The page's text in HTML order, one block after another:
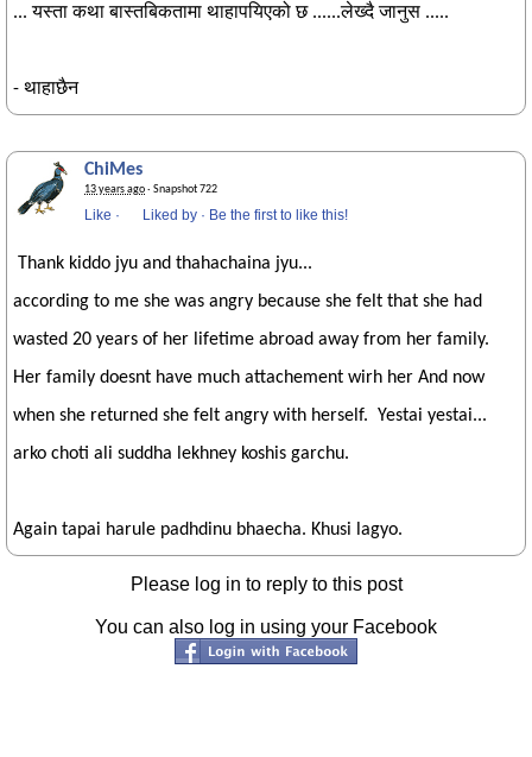
... यस्ता कथा बास्तबिकतामा थाहापयिएको छ ......लेख्दै जानुस .....
- थाहाछैन
ChiMes
13 years ago· Snapshot 722
Like · Liked by · Be the first to like this!
Thank kiddo jyu and thahachaina jyu...
according to me she was angry because she felt that she had
wasted 20 years of her lifetime abroad away from her family.
Her family doesnt have much attachement wirh her And now
when she returned she felt angry with herself. Yestai yestai...
arko choti ali suddha lekhney koshis garchu.
Again tapai harule padhdinu bhaecha. Khusi lagyo.
Please log in to reply to this post
You can also log in using your Facebook